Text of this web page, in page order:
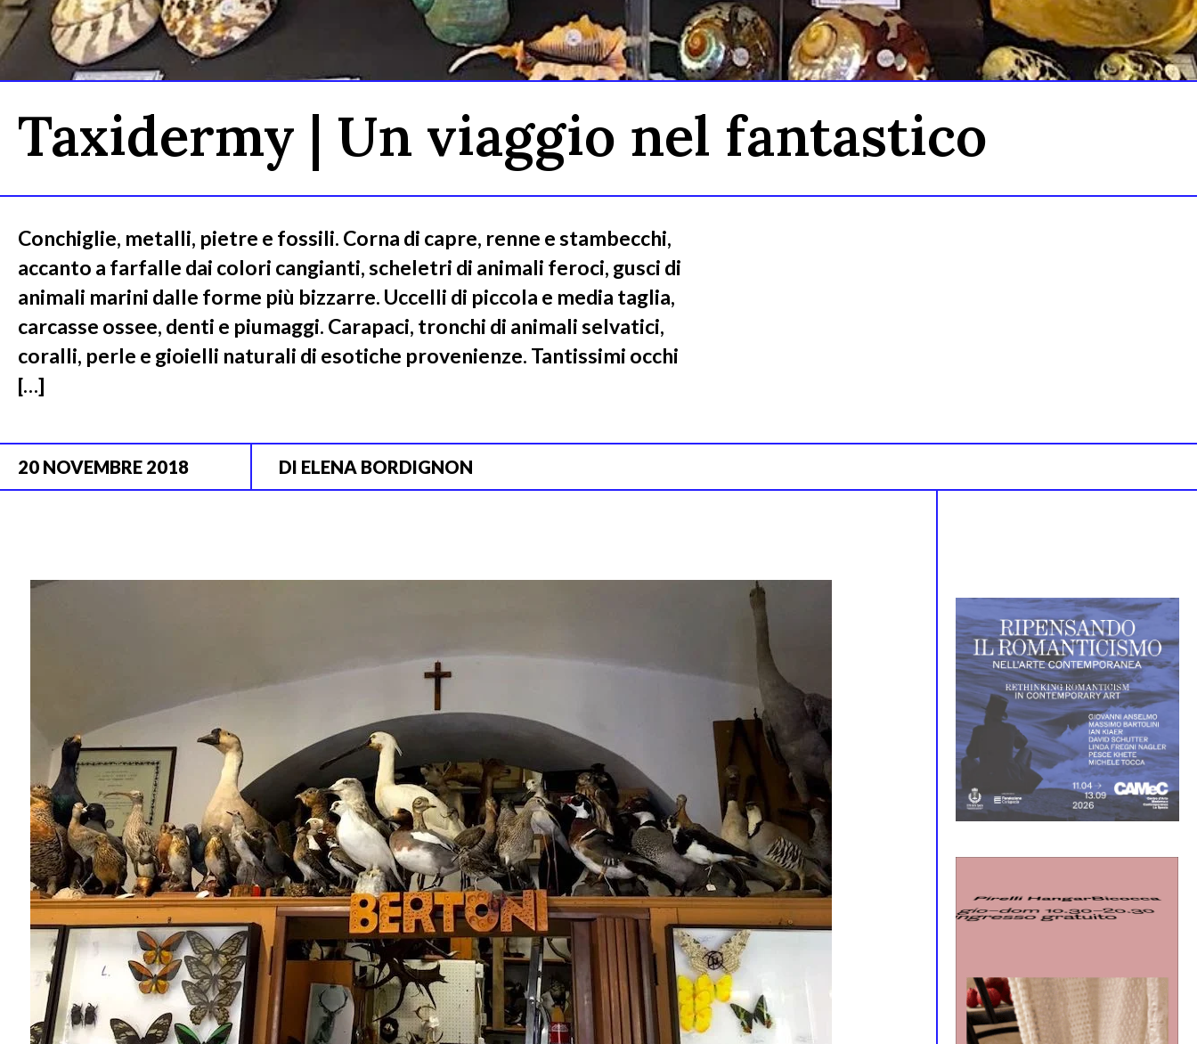
Taxidermy | Un viaggio nel fantastico
Conchiglie, metalli, pietre e fossili. Corna di capre, renne e stambecchi,
accanto a farfalle dai colori cangianti, scheletri di animali feroci, gusci di
animali marini dalle forme più bizzarre. Uccelli di piccola e media taglia,
carcasse ossee, denti e piumaggi. Carapaci, tronchi di animali selvatici,
coralli, perle e gioielli naturali di esotiche provenienze. Tantissimi occhi
[…]
20 NOVEMBRE 2018 DI ELENA BORDIGNON